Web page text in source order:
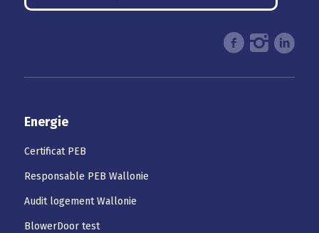
Energie
Certificat PEB
Responsable PEB Wallonie
Audit logement Wallonie
BlowerDoor test